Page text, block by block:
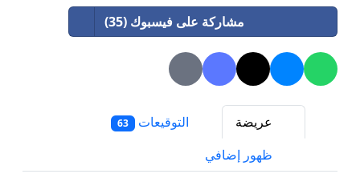
مشاركة على فيسبوك (35)
عريضة التوقيعات 63
ظهور إضافي